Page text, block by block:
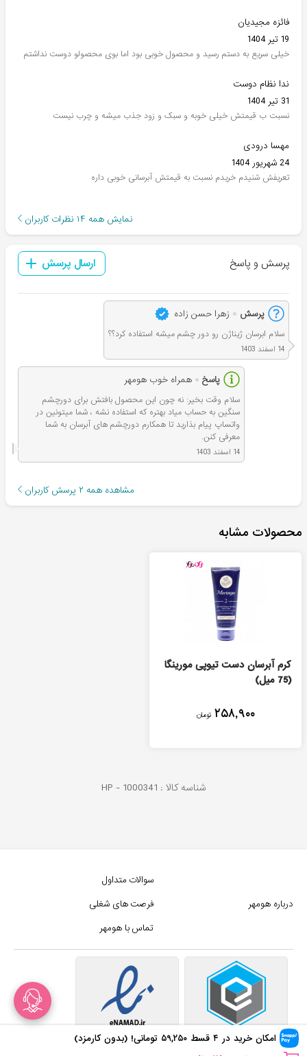
امکان خرید در ۴ قسط ۵۹,۲۵۰ تومانی! (بدون کارمزد) در سبد خرید۷۵۰ + نفر!
فائزه مجیدیان
19 تیر 1404
خیلی سریع به دستم رسید و محصول خوبی بود اما بوی محصولو دوست نداشتم
ندا نظام دوست
31 تیر 1404
نسبت ب قیمتش خیلی خوبه و سبک و زود جذب میشه و چرب نیست
مهسا درودی
24 شهریور 1404
تعریفش شنیدم خریدم نسبت به قیمتش آبرسانی خوبی داره
نمایش همه ۱۴ نظرات کاربران
پرسش و پاسخ ارسال پرسش
پرسش زهرا حسن زاده
سلام ابرسان ژیناژن رو دور چشم میشه استفاده کرد؟؟
14 اسفند 1403
پاسخ همراه خوب هومهر
سلام وقت بخير: نه چون این محصول بافتش برای دورچشم
سنگین به حساب میاد بهتره که استفاده نشه ، شما میتونین در
واتساپ پيام بذارید تا همکارم دورچشم های آبرسان به شما
معرفی کنن.
14 اسفند 1403
مشاهده همه ۲ پرسش کاربران
محصولات مشابه
کرم آبرسان دست تیوپی مورینگا
(75 میل)
۲۵۸,۹۰۰ تومان
شناسه کالا : HP - 1000341
درباره هومهر
سوالات متداول
فرصت های شغلی
تماس با هومهر